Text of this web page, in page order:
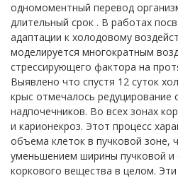
одномоментный перевод
длительный срок . В работах
адаптации к холодовому
моделируется многократным
стрессирующего фактора на
Выявлено что спустя 12 суток
крыс отмечалось редуцирование
надпочечников. Во всех зонах
и карионекроз. Этот процесс
объема клеток в пучковой зоне,
уменьшением ширины пучковой и
коркового вещества в целом.